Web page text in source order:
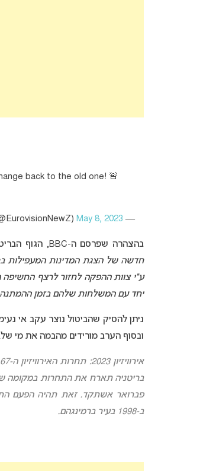
back to the old one! 🚨
— Eurovision News (@EurovisionNewZ)
May 8, 2023
בהצהרה שפרסם ה-BBC, הגוף הבריטי המשדר של האירוויזיון השנה, נמסר במשותף עם ה-EBU:
ע”י צוות ההפקה לחזור לרצף החשיפה
יחד עם המשלחות שלהם בזמן ההמתנה
ניתן להסיק שהביטול נוצר עקב אי
ובסוף הערב מורידים מהבמה את מי
פברואר אשתקד. זאת תהיה הפעם
ב-1998 בעיר ברמינגהם.